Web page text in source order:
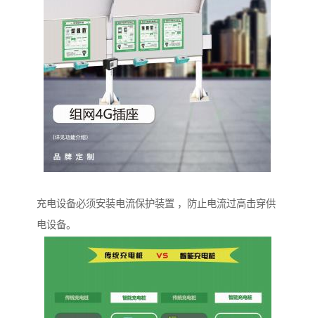
充电设备必须安装电流保护装置 ，防止电流过高击穿供
电设备。